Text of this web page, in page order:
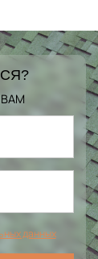
данных